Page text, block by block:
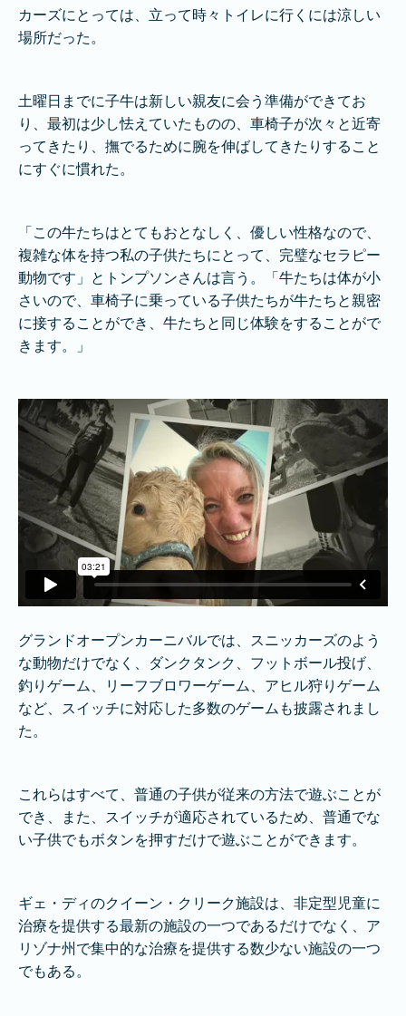
カーズにとっては、立って時々トイレに行くには涼しい
場所だった。
土曜日までに子牛は新しい親友に会う準備ができてお
り、最初は少し怯えていたものの、車椅子が次々と近寄
ってきたり、撫でるために腕を伸ばしてきたりすること
にすぐに慣れた。
「この牛たちはとてもおとなしく、優しい性格なので、
複雑な体を持つ私の子供たちにとって、完璧なセラピー
動物です」とトンプソンさんは言う。「牛たちは体が小
さいので、車椅子に乗っている子供たちが牛たちと親密
に接することができ、牛たちと同じ体験をすることがで
きます。」
グランドオープンカーニバルでは、スニッカーズのよう
な動物だけでなく、ダンクタンク、フットボール投げ、
釣りゲーム、リーフブロワーゲーム、アヒル狩りゲーム
など、スイッチに対応した多数のゲームも披露されまし
た。
これらはすべて、普通の子供が従来の方法で遊ぶことが
でき、また、スイッチが適応されているため、普通でな
い子供でもボタンを押すだけで遊ぶことができます。
ギェ・ディのクイーン・クリーク施設は、非定型児童に
治療を提供する最新の施設の一つであるだけでなく、ア
リゾナ州で集中的な治療を提供する数少ない施設の一つ
でもある。